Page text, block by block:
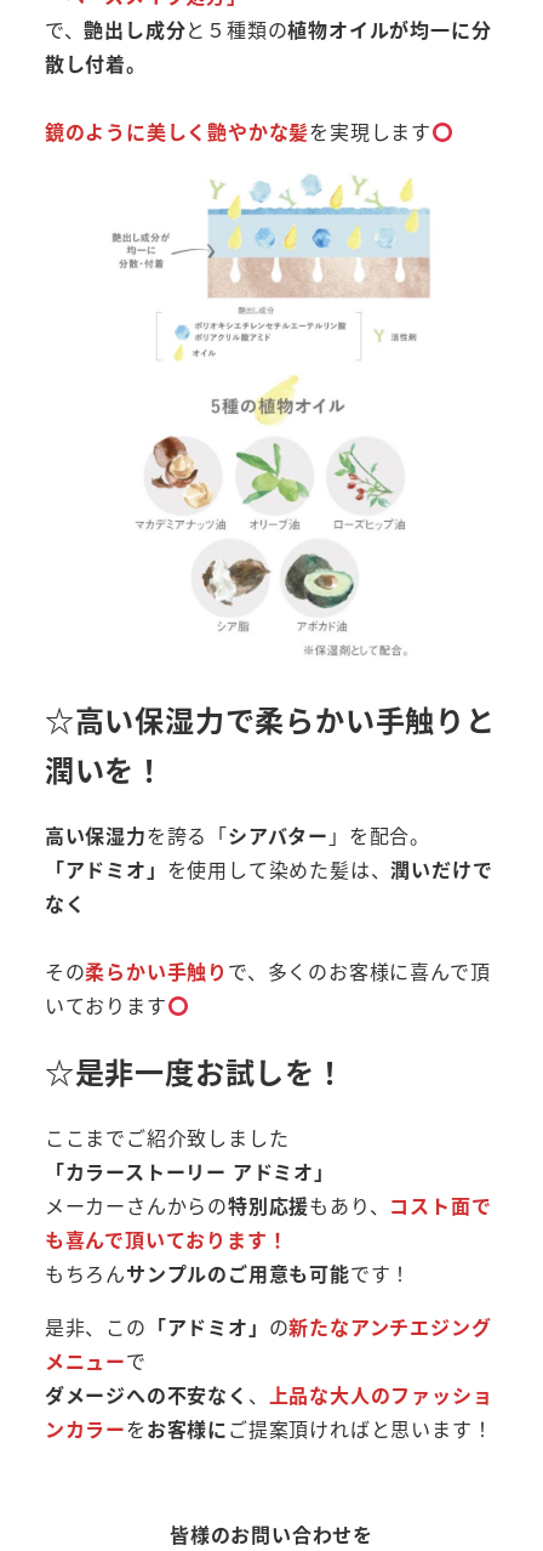
で、艶出し成分と５種類の植物オイルが均一に分
散し付着。
鏡のように美しく艶やかな髪を実現します
☆高い保湿力で柔らかい手触りと
潤いを！
高い保湿力を誇る「シアバター 」を配合。
「アドミオ」 を使用して染めた髪は、潤いだけで
なく
その柔らかい手触り で、多くのお客様に喜んで頂
いております
☆是非一度お試しを！
ここまでご紹介致しました
「カラーストーリー アドミオ」
メーカーさんからの特別応援もあり、 コスト面で
も喜んで頂いております！
もちろんサンプルのご用意も可能です！
是非、この 「アドミオ」 の新たなアンチエジング
メニューで
ダメージへの不安なく 、 上品な大人のファッショ
ンカラーをお客様にご提案頂ければと思います！
皆様のお問い合わせを